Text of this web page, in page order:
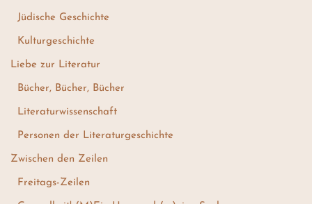
Jüdische Geschichte
Kulturgeschichte
Liebe zur Literatur
Bücher, Bücher, Bücher
Literaturwissenschaft
Personen der Literaturgeschichte
Zwischen den Zeilen
Freitags-Zeilen